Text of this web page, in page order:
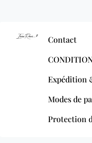
Contact
Expédition
Modes de
Protection